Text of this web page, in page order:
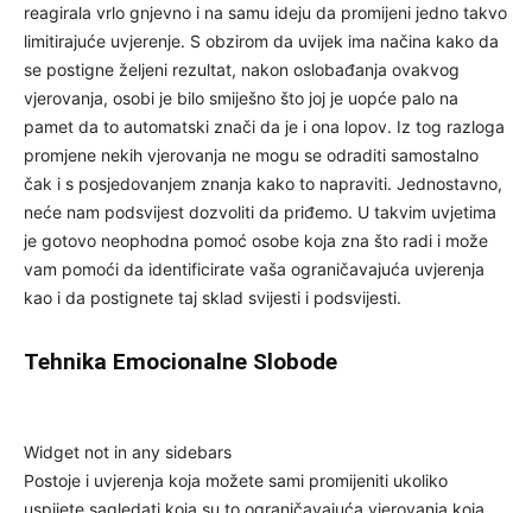
reagirala vrlo gnjevno i na samu ideju da promijeni jedno takvo
limitirajuće uvjerenje. S obzirom da uvijek ima načina kako da
se postigne željeni rezultat, nakon oslobađanja ovakvog
vjerovanja, osobi je bilo smiješno što joj je uopće palo na
pamet da to automatski znači da je i ona lopov. Iz tog razloga
promjene nekih vjerovanja ne mogu se odraditi samostalno
čak i s posjedovanjem znanja kako to napraviti. Jednostavno,
neće nam podsvijest dozvoliti da priđemo. U takvim uvjetima
je gotovo neophodna pomoć osobe koja zna što radi i može
vam pomoći da identificirate vaša ograničavajuća uvjerenja
kao i da postignete taj sklad svijesti i podsvijesti.
Tehnika Emocionalne Slobode
Widget not in any sidebars
Postoje i uvjerenja koja možete sami promijeniti ukoliko
uspijete sagledati koja su to ograničavajuća vjerovanja koja